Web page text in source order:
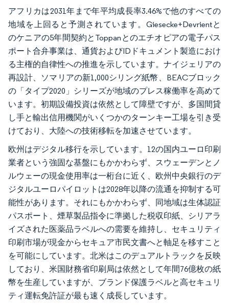
アフリカは2031年まで年平均成長率3.46%で他のすべての
地域を上回ると予測されています。Giesecke+Devrientと
のケニアの5年間契約とToppanとのエチオピアの電子パス
ポート合弁事業は、通貨およびIDドキュメント製造におけ
る主権的自律性への推進を示しています。ナイジェリアの
再設計、ソマリアの新1,000シリング紙幣、BEACブロック
の「タイプ2020」シリーズが地域のプレス稼働率を高めて
います。初期設備投資は依然として障壁ですが、多国間貸
し手と輸出信用機関がいくつかのターンキー工場を引き受
けており、大陸への技術移転を加速させています。
欧州はデジタル移行を示しています。12の国内ユーロ印刷
業者という強固な基盤にもかかわらず、スウェーデンとノ
ルウェーの現金使用率は一桁台に近く、欧州中央銀行のデ
ジタルユーロパイロットは2028年以降の流通を抑制する可
能性があります。それにもかかわらず、同地域は生体認証
パスポート、煙草製品指令に準拠した税収印紙、シリアラ
イズされた医薬品ラベルへの需要を維持し、セキュリティ
印刷市場が現金からセキュア市民文書へと軸足を移すこと
を可能にしています。北米はこのデュアルトラックを反映
しており、米国財務省印刷局は依然として年間76億枚の紙
幣を生産していますが、ブランド保護ラベルと高セキュリ
ティ運転免許証が最も速く成長しています。